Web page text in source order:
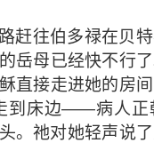
赶往伯多禄在贝特
岳母已经快不行
直接走进她的房
到床边——病人正
祂对她轻声说